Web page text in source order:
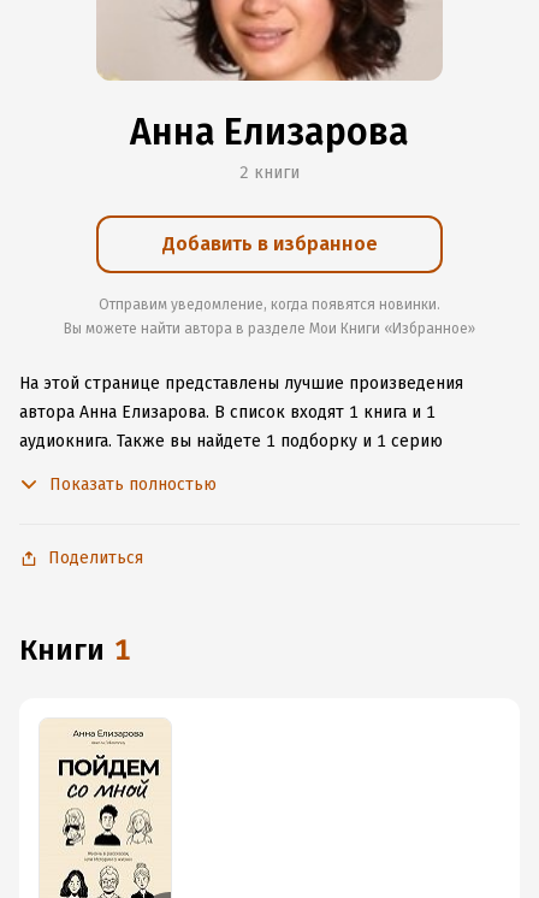
Анна Елизарова
2 книги
Добавить в избранное
Отправим уведомление, когда появятся новинки.
Вы можете найти автора в разделе Мои Книги «Избранное»
На этой странице представлены лучшие произведения
автора Анна Елизарова. В список входят 1 книга и 1
аудиокнига. Также вы найдете 1 подборку и 1 серию
приложение для iOS или Android, чтобы не расставаться
Показать полностью
Поделиться
книги 1